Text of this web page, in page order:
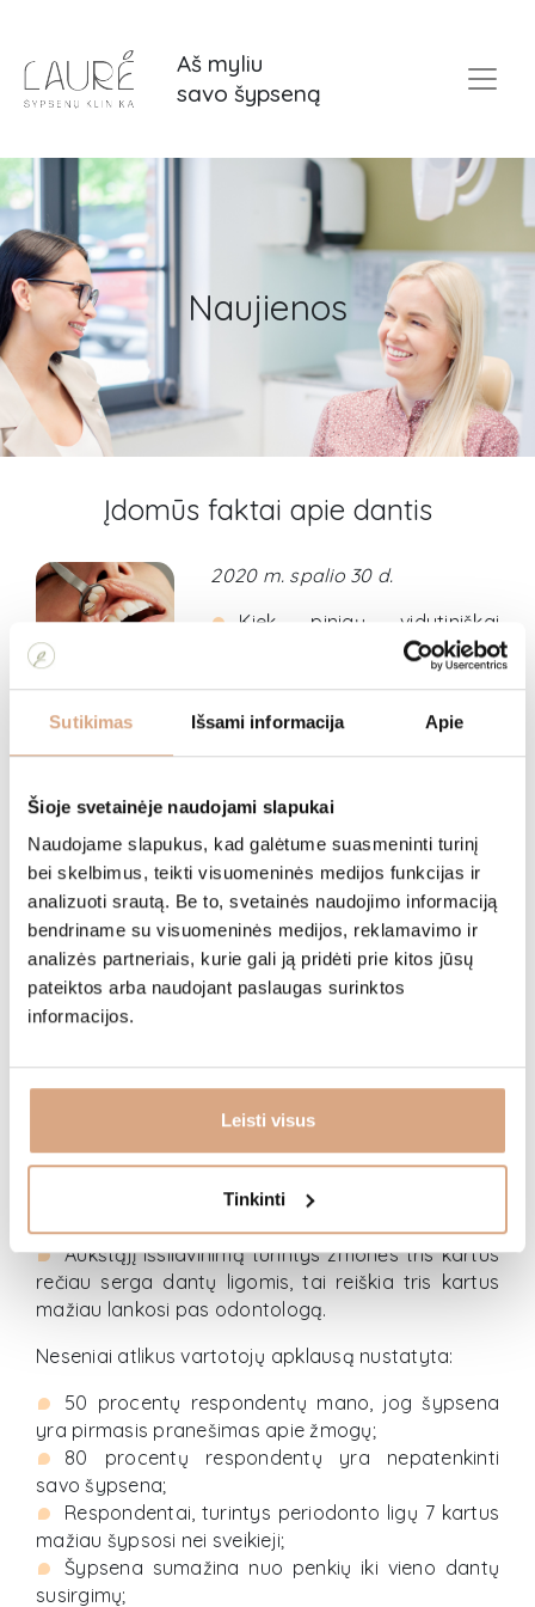
Sutikimas Išsami informacija Apie
Šioje svetainėje naudojami slapukai
Naudojame slapukus, kad galėtume suasmeninti turinį
bei skelbimus, teikti visuomeninės medijos funkcijas ir
analizuoti srautą. Be to, svetainės naudojimo informaciją
bendriname su visuomeninės medijos, reklamavimo ir
analizės partneriais, kurie gali ją pridėti prie kitos jūsų
pateiktos arba naudojant paslaugas surinktos
informacijos.
Leisti visus
Tinkinti
Aš myliu
savo šypseną
Naujienos
Naujienos
Įdomūs faktai apie dantis
2020 m. spalio 30 d.
Kiek pinigų vidutiniškai
amerikietis išleidžia dantų
priežiūrai? Apie du dolerius per
Gražiausiais dantų turėtojais laikomi aktoriai –
Julia Roberts ir Brad Pitt;
mini, kaip mažiausiai patrauklų bruožą kalbant
apie bendradarbius;
38,5 dienas per gyvenimą vidutinis amerikietis
skiria dantų valymui;
Kiekvienais metais Šiaurės Amerikoje vaikai
išleidžia pusę bilijono kramtomajai gumai;
Besišypsantieji turi didesnį pasisekimą
mokykloje, santuokoje ir darbe!;
Vaikai per dieną juokiasi vidutiniškai apie 400
kartų;
Žmonės dažniausiai naudoja mėlynos spalvos
dantų šepetėlius. Antroje vietoje – raudonos
Nesikeičianti situacija jau dešimtmetį: rūkaliai
tris kartus dažniau praranda visus dantis nei
nerūkantieji;
Aukštąjį išsilavinimą turintys žmonės tris kartus
rečiau serga dantų ligomis, tai reiškia tris kartus
mažiau lankosi pas odontologą.
Neseniai atlikus vartotojų apklausą nustatyta:
50 procentų respondentų mano, jog šypsena
yra pirmasis pranešimas apie žmogų;
80 procentų respondentų yra nepatenkinti
savo šypsena;
Respondentai, turintys periodonto ligų 7 kartus
mažiau šypsosi nei sveikieji;
Šypsena sumažina nuo penkių iki vieno dantų
susirgimų;